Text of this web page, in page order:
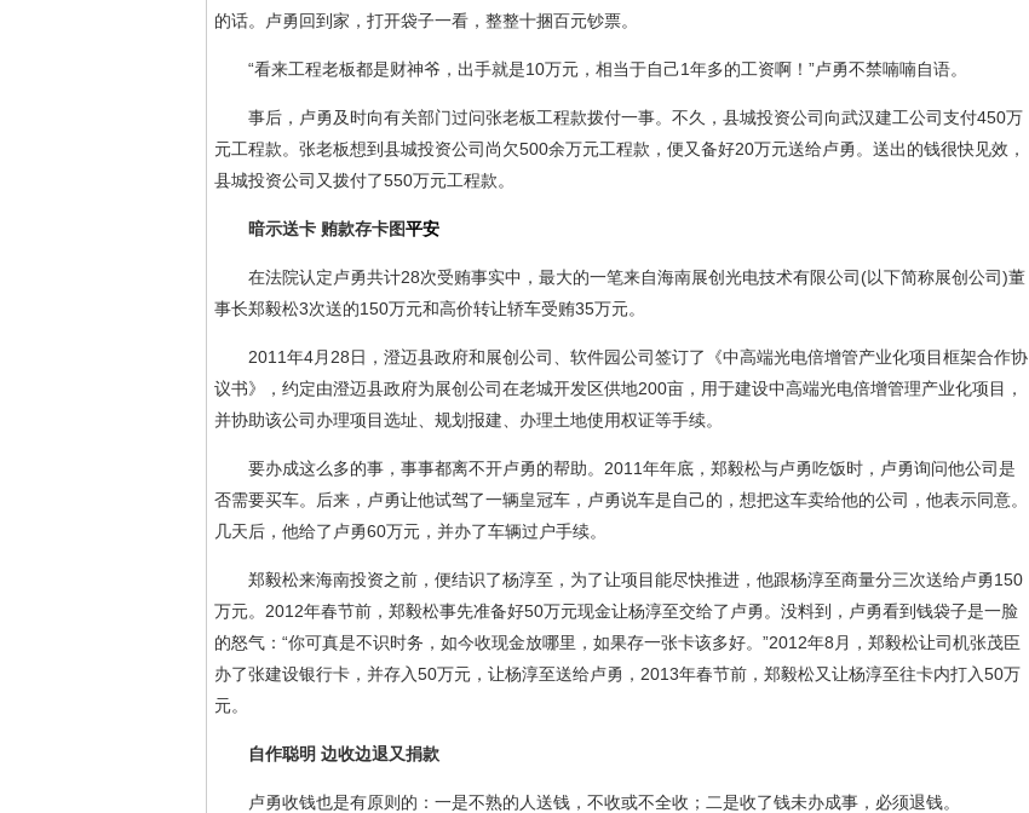
的话。卢勇回到家，打开袋子一看，整整十捆百元钞票。
“看来工程老板都是财神爷，出手就是10万元，相当于自己1年多的工资啊！”卢勇不禁喃喃自语。
事后，卢勇及时向有关部门过问张老板工程款拨付一事。不久，县城投资公司向武汉建工公司支付450万
元工程款。张老板想到县城投资公司尚欠500余万元工程款，便又备好20万元送给卢勇。送出的钱很快见效，
县城投资公司又拨付了550万元工程款。
暗示送卡 贿款存卡图平安
在法院认定卢勇共计28次受贿事实中，最大的一笔来自海南展创光电技术有限公司(以下简称展创公司)董
事长郑毅松3次送的150万元和高价转让轿车受贿35万元。
2011年4月28日，澄迈县政府和展创公司、软件园公司签订了《中高端光电倍增管产业化项目框架合作协
议书》，约定由澄迈县政府为展创公司在老城开发区供地200亩，用于建设中高端光电倍增管理产业化项目，
并协助该公司办理项目选址、规划报建、办理土地使用权证等手续。
要办成这么多的事，事事都离不开卢勇的帮助。2011年年底，郑毅松与卢勇吃饭时，卢勇询问他公司是
否需要买车。后来，卢勇让他试驾了一辆皇冠车，卢勇说车是自己的，想把这车卖给他的公司，他表示同意。
几天后，他给了卢勇60万元，并办了车辆过户手续。
郑毅松来海南投资之前，便结识了杨淳至，为了让项目能尽快推进，他跟杨淳至商量分三次送给卢勇150
万元。2012年春节前，郑毅松事先准备好50万元现金让杨淳至交给了卢勇。没料到，卢勇看到钱袋子是一脸
的怒气：“你可真是不识时务，如今收现金放哪里，如果存一张卡该多好。”2012年8月，郑毅松让司机张茂臣
办了张建设银行卡，并存入50万元，让杨淳至送给卢勇，2013年春节前，郑毅松又让杨淳至往卡内打入50万
元。
自作聪明 边收边退又捐款
卢勇收钱也是有原则的：一是不熟的人送钱，不收或不全收；二是收了钱未办成事，必须退钱。